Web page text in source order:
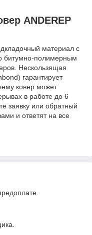
ANDEREP
материал с
битумно-полимерным
Нескользящая
гарантирует
ковер может
в работе до 6
заявку или обратный
и ответят на все